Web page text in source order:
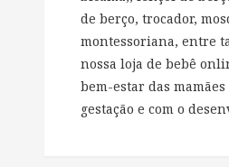
de berço, trocador,
montessoriana, entre
nossa loja de bebê
bem-estar das mamães
gestação e com o